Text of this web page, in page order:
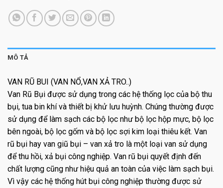
MÔ TẢ
VAN RŨ BUI (VAN NỔ,VAN XẢ TRO..)
Van Rũ Bụi được sử dụng trong các hệ thống lọc của bộ thu
bụi, tua bin khí và thiết bị khử lưu huỳnh. Chúng thường được
sử dụng để làm sạch các bộ lọc như bộ lọc hộp mực, bộ lọc
bên ngoài, bộ lọc gốm và bộ lọc sợi kim loại thiêu kết. Van
rũ bụi hay van giũ bụi – van xả tro là một loại van sử dụng
để thu hồi, xả bụi công nghiệp. Van rũ bụi quyết định đến
chất lượng cũng như hiệu quả an toàn của việc làm sạch bụi.
Vì vậy các hệ thống hút bụi công nghiệp thường được sử